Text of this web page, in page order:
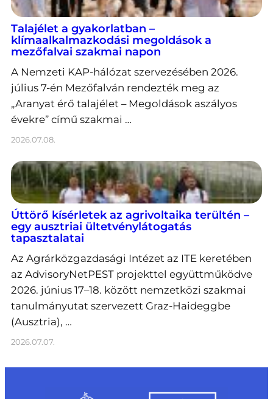
Talajélet a gyakorlatban –
klímaalkalmazkodási megoldások a
mezőfalvai szakmai napon
A Nemzeti KAP-hálózat szervezésében 2026.
július 7-én Mezőfalván rendezték meg az
„Aranyat érő talajélet – Megoldások aszályos
évekre” című szakmai …
2026.07.08.
Úttörő kísérletek az agrivoltaika terültén –
egy ausztriai ültetvénylátogatás
tapasztalatai
Az Agrárközgazdasági Intézet az ITE keretében
az AdvisoryNetPEST projekttel együttműködve
2026. június 17–18. között nemzetközi szakmai
tanulmányutat szervezett Graz-Haideggbe
(Ausztria), …
2026.07.07.